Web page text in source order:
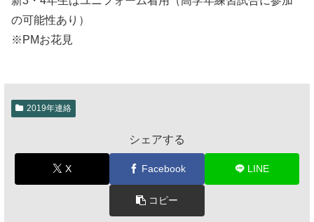
の可能性あり）
※PMお花見
2019年連絡
シェアする
X Facebook LINE
コピー